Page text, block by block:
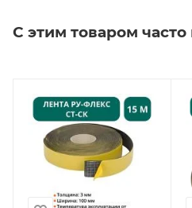
С этим товаром